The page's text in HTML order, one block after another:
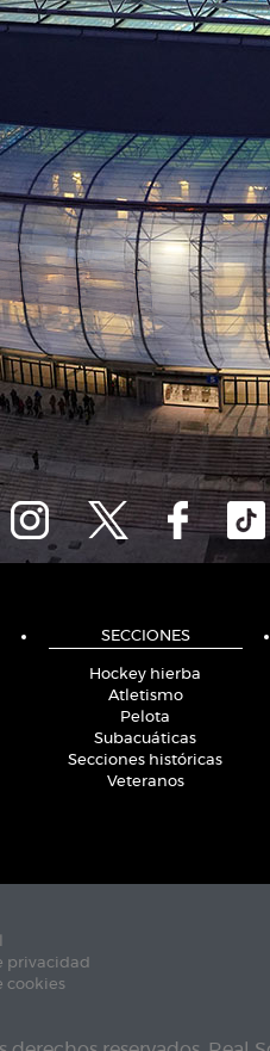
SECCIONES
Hockey hierba
Atletismo
Pelota
Subacuáticas
Secciones históricas
Veteranos
privacidad
cookies